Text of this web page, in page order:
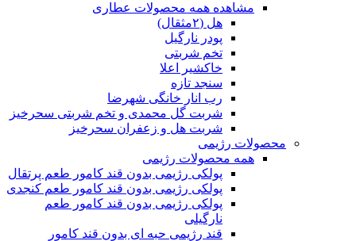
مشاهده همه محصولات عطاری
هل (۲مثقال)
پودر نارگیل
تخم شربتی
خاکشیر اعلا
سنجد تازه
رب انار خانگی شهرضا
شربت گل محمدی و تخم شربتی سحرخیز
شربت هل و زعفران سحرخیز
محصولات رژیمی
همه محصولات رژیمی
پولکی رژیمی بدون قند کامور طعم پرتقال
پولکی رژیمی بدون قند کامور طعم کنجدی
پولکی رژیمی بدون قند کامور طعم
نارگیلی
قند رژیمی حبه ای بدون قند کامور